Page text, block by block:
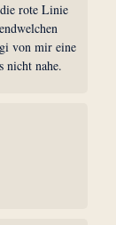
rote Linie
von mir eine
nicht nahe.